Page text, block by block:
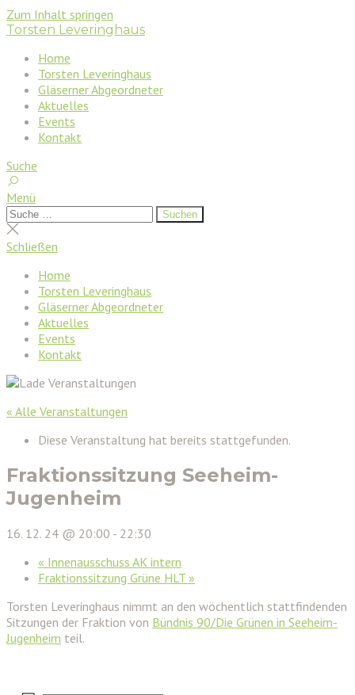
Zum Inhalt springen
Torsten Leveringhaus
Home
Torsten Leveringhaus
Gläserner Abgeordneter
Aktuelles
Events
Kontakt
Suche
Menü
Suchen
nach:
Suchen
Suche
schließen
Schließen
Home
Torsten Leveringhaus
Gläserner Abgeordneter
Aktuelles
Events
Kontakt
« Alle Veranstaltungen
Diese Veranstaltung hat bereits stattgefunden.
Fraktionssitzung Seeheim-
Jugenheim
16. 12. 24 @ 20:00 - 22:30
« Innenausschuss AK intern
Fraktionssitzung Grüne HLT »
Torsten Leveringhaus nimmt an den wöchentlich stattfindenden
Sitzungen der Fraktion von Bündnis 90/Die Grünen in Seeheim-
Jugenheim teil.